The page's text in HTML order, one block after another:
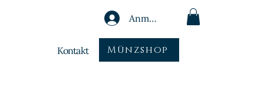
Kontakt
Anmelden
Münzshop